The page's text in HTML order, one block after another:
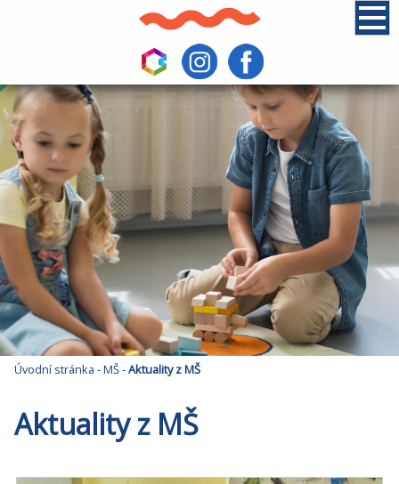
Úvodní stránka -MŠ-Aktuality z MŠ
Aktuality z MŠ